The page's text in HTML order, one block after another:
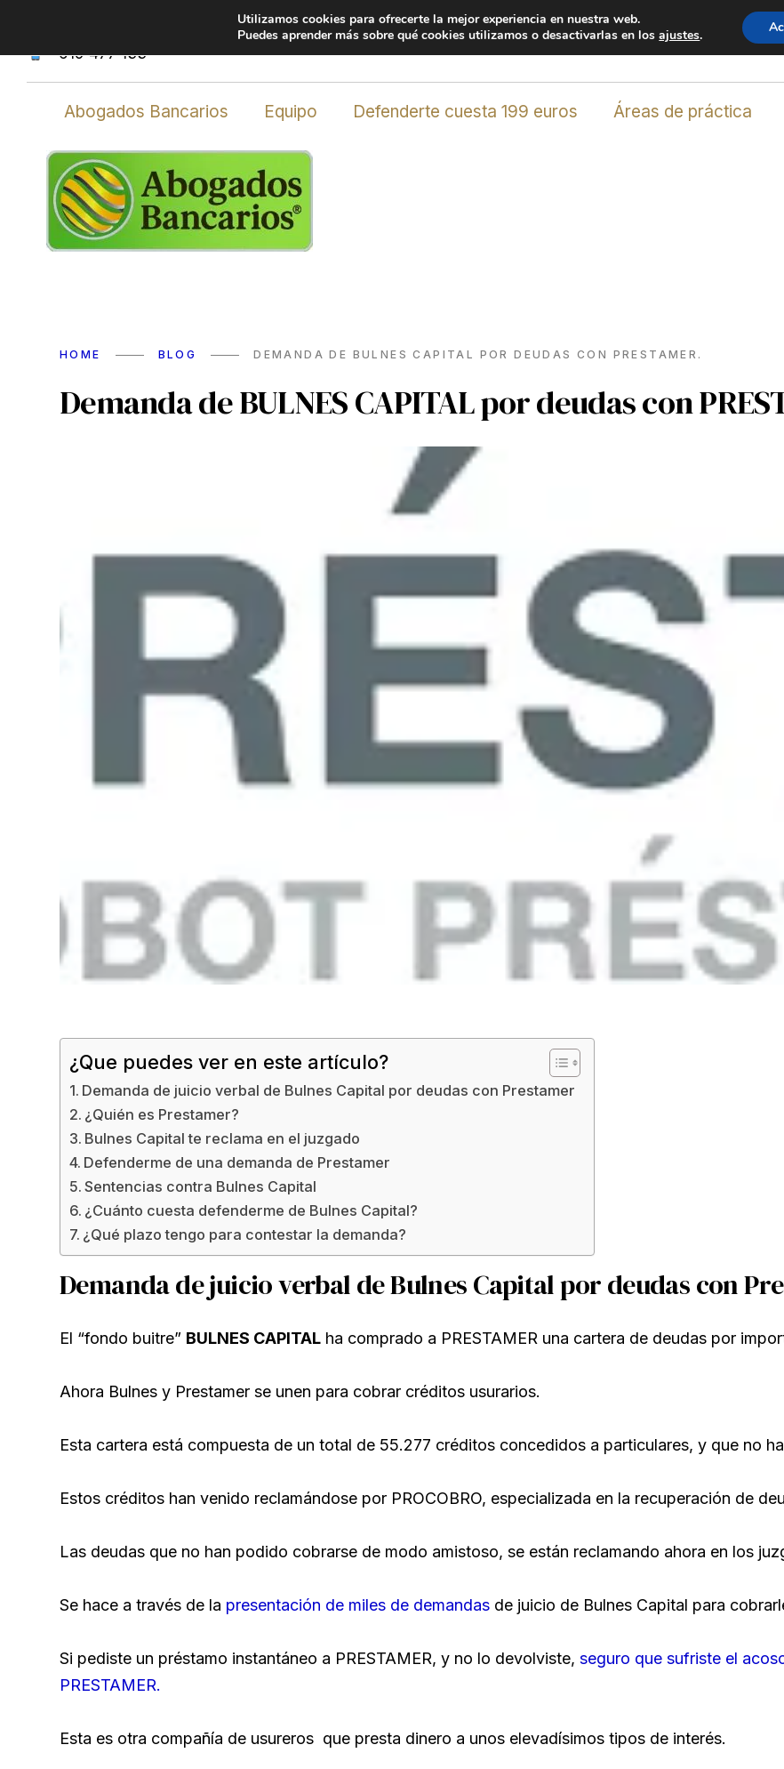
Avda. de los Empresarios, 20, edificio Arttysur, planta 2, oficina 1 * C.P. 11379 Los Barrios (Cádiz)
619 477 133
Abogados Bancarios Equipo Defenderte cuesta 199 euros Áreas de práctica
HOME BLOG DEMANDA DE BULNES CAPITAL POR DEUDAS CON PRESTAMER.
Demanda de BULNES CAPITAL por deudas con
¿Que puedes ver en este artículo?
Demanda de juicio verbal de Bulnes Capital por deudas con Prestamer
¿Quién es Prestamer?
Bulnes Capital te reclama en el juzgado
Defenderme de una demanda de Prestamer
Sentencias contra Bulnes Capital
¿Cuánto cuesta defenderme de Bulnes Capital?
¿Qué plazo tengo para contestar la demanda?
Demanda de juicio verbal de Bulnes Capital por deudas con
El “fondo buitre” BULNES CAPITAL ha comprado a PRESTAMER una cartera de deudas por
Ahora Bulnes y Prestamer se unen para cobrar créditos usurarios.
Esta cartera está compuesta de un total de 55.277 créditos concedidos a particulares, y que no
Estos créditos han venido reclamándose por PROCOBRO, especializada en la recuperación de
Las deudas que no han podido cobrarse de modo amistoso, se están reclamando ahora en los
Se hace a través de la presentación de miles de demandas de juicio de Bulnes Capital para
Si pediste un préstamo instantáneo a PRESTAMER, y no lo devolviste, seguro que sufriste el
PRESTAMER.
Esta es otra compañía de usureros que presta dinero a unos elevadísimos tipos de interés.
Utilizamos cookies para ofrecerte la mejor experiencia en nuestra web.
Puedes aprender más sobre qué cookies utilizamos o desactivarlas en losajustes.